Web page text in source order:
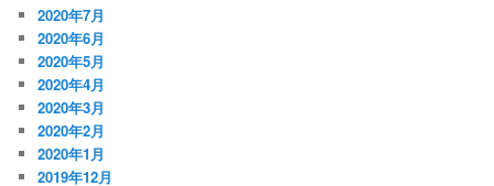
2020年7月
2020年6月
2020年5月
2020年4月
2020年3月
2020年2月
2020年1月
2019年12月